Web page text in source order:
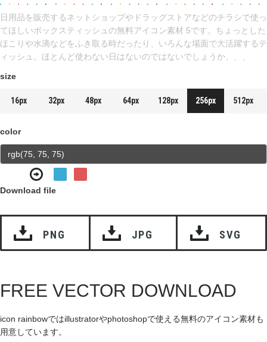
日用品を販売するネットショップやドラッグストアなどのチラシで使っ
てほしいボックスティッシュの無料アイコン素材 5です。ちょっとした
ほこりや水滴などをふき取る時だったり、いろんな場面で大活躍するテ
ィッシュ。ほとんど使わない日はないのではないでしょうか、、、
size
16px 32px 48px 64px 128px 256px 512px
color
Download file
PNG JPG SVG
FREE VECTOR DOWNLOAD
icon rainbowではillustratorやphotoshopで使える無料のアイコン素材も
用意しています。